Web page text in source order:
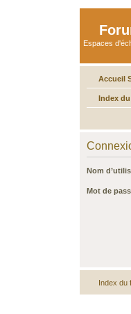
Espaces
Accueil
Index
Nom
Mot de
Index du